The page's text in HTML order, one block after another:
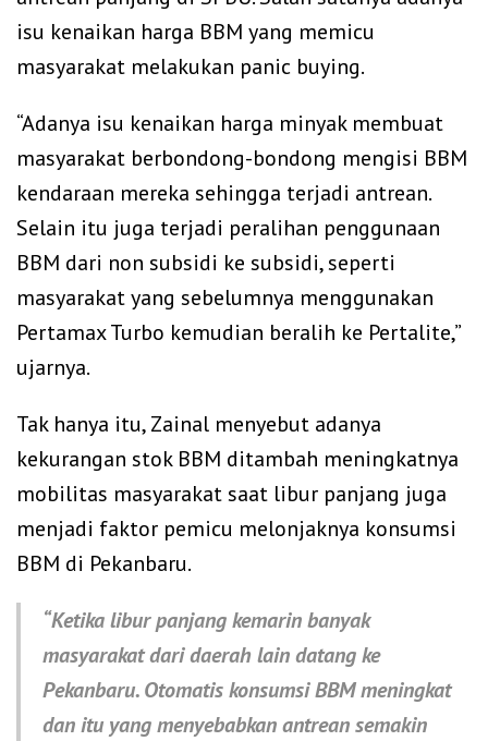
isu kenaikan harga BBM yang memicu
masyarakat melakukan panic buying.
“Adanya isu kenaikan harga minyak membuat
masyarakat berbondong-bondong mengisi BBM
kendaraan mereka sehingga terjadi antrean.
Selain itu juga terjadi peralihan penggunaan
BBM dari non subsidi ke subsidi, seperti
masyarakat yang sebelumnya menggunakan
Pertamax Turbo kemudian beralih ke Pertalite,”
ujarnya.
Tak hanya itu, Zainal menyebut adanya
kekurangan stok BBM ditambah meningkatnya
mobilitas masyarakat saat libur panjang juga
menjadi faktor pemicu melonjaknya konsumsi
BBM di Pekanbaru.
“Ketika libur panjang kemarin banyak
masyarakat dari daerah lain datang ke
Pekanbaru. Otomatis konsumsi BBM meningkat
dan itu yang menyebabkan antrean semakin